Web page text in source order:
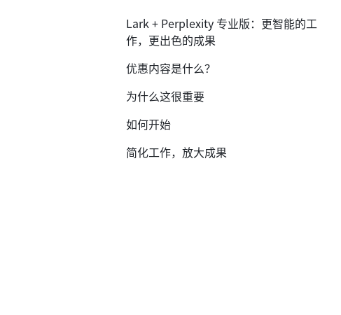
Lark + Perplexity 专业版：更智能的工
作，更出色的成果
优惠内容是什么？
为什么这很重要
如何开始
简化工作，放大成果